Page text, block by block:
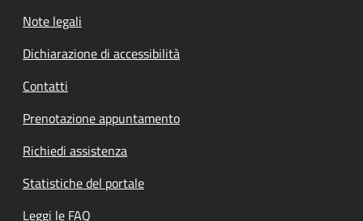
Note legali
Dichiarazione di accessibilità
Contatti
Prenotazione appuntamento
Richiedi assistenza
Statistiche del portale
Leggi le FAQ